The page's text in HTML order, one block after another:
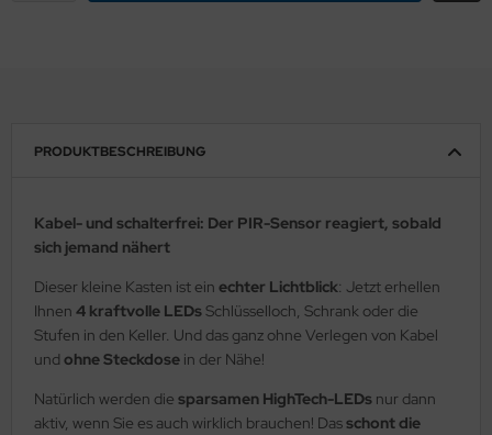
PRODUKTBESCHREIBUNG
Kabel- und schalterfrei: Der PIR-Sensor reagiert, sobald
sich jemand nähert
Dieser kleine Kasten ist ein echter Lichtblick: Jetzt erhellen
Ihnen 4 kraftvolle LEDsSchlüsselloch, Schrank oder die
Stufen in den Keller. Und das ganz ohne Verlegen von Kabel
und ohne Steckdose in der Nähe!
Natürlich werden die sparsamen HighTech-LEDs nur dann
aktiv, wenn Sie es auch wirklich brauchen! Dasschont die